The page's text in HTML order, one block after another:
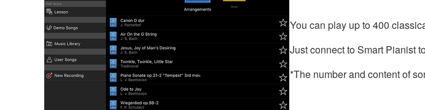
You can play up to 400
Just connect to Smart Pianist
*The number and content of